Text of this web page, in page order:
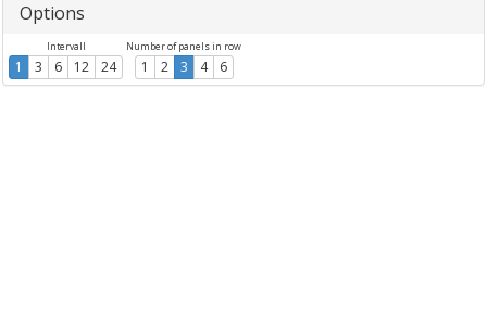
Options
Intervall
1 3 6 12 24
Number of panels in row
1 2 3 4 6